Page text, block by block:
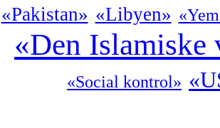
«Pakistan» «Libyen»
«Den Islamiske
«Social kontrol»